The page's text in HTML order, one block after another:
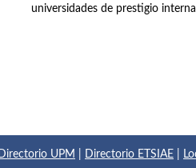
universidades de prestigio
Directorio UPM Directorio ETSIAE